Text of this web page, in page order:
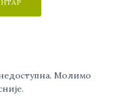
Молимо